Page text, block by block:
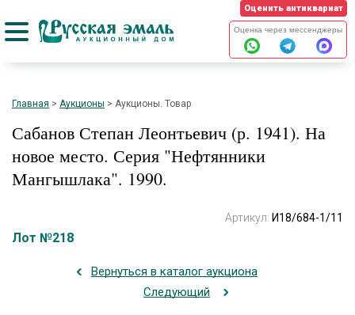
Оценить антиквариат
Оценка через мессенджеры
Главная > Аукционы > Аукционы. Товар
Вернуться в каталог аукциона
Следующий
Сабанов Степан Леонтьевич (р. 1941). На
новое место. Серия "Нефтянники
Мангышлака". 1990.
Лот №218
Артикул: И18/684-1/11